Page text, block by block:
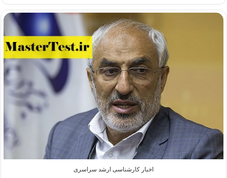
ثبت
نام
ارشد
بدون
آزمون
۹۹
دانشگاه
خوارزمی
اخبار کارشناسی ارشد سراسری